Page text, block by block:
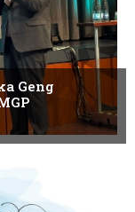
Geng